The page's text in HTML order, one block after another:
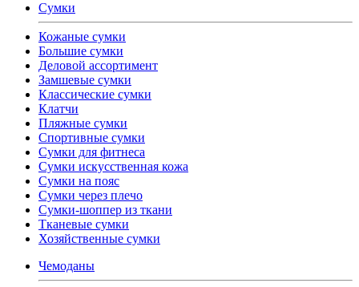
Сумки
Кожаные сумки
Большие сумки
Деловой ассортимент
Замшевые сумки
Классические сумки
Клатчи
Пляжные сумки
Спортивные сумки
Сумки для фитнеса
Сумки искусственная кожа
Сумки на пояс
Сумки через плечо
Сумки-шоппер из ткани
Тканевые сумки
Хозяйственные сумки
Чемоданы